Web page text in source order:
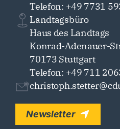
Telefon: +49 7731
Landtagsbüro
Haus des Landtags
Konrad-Adenauer-
70173 Stuttgart
Telefon: +49 711
Newsletter